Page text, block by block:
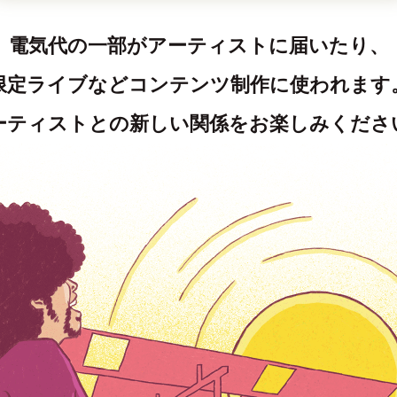
電気代の一部がアーティストに届いたり、
定ライブなどコンテンツ制作に使われます
ティストとの新しい関係をお楽しみくださ